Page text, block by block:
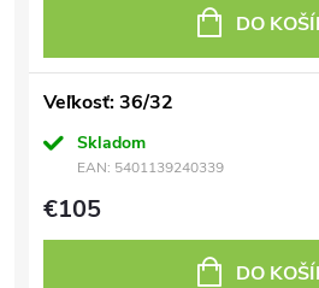
DO
Veľkosť: 36/32
Skladom
EAN: 5401139240339
€105
DO